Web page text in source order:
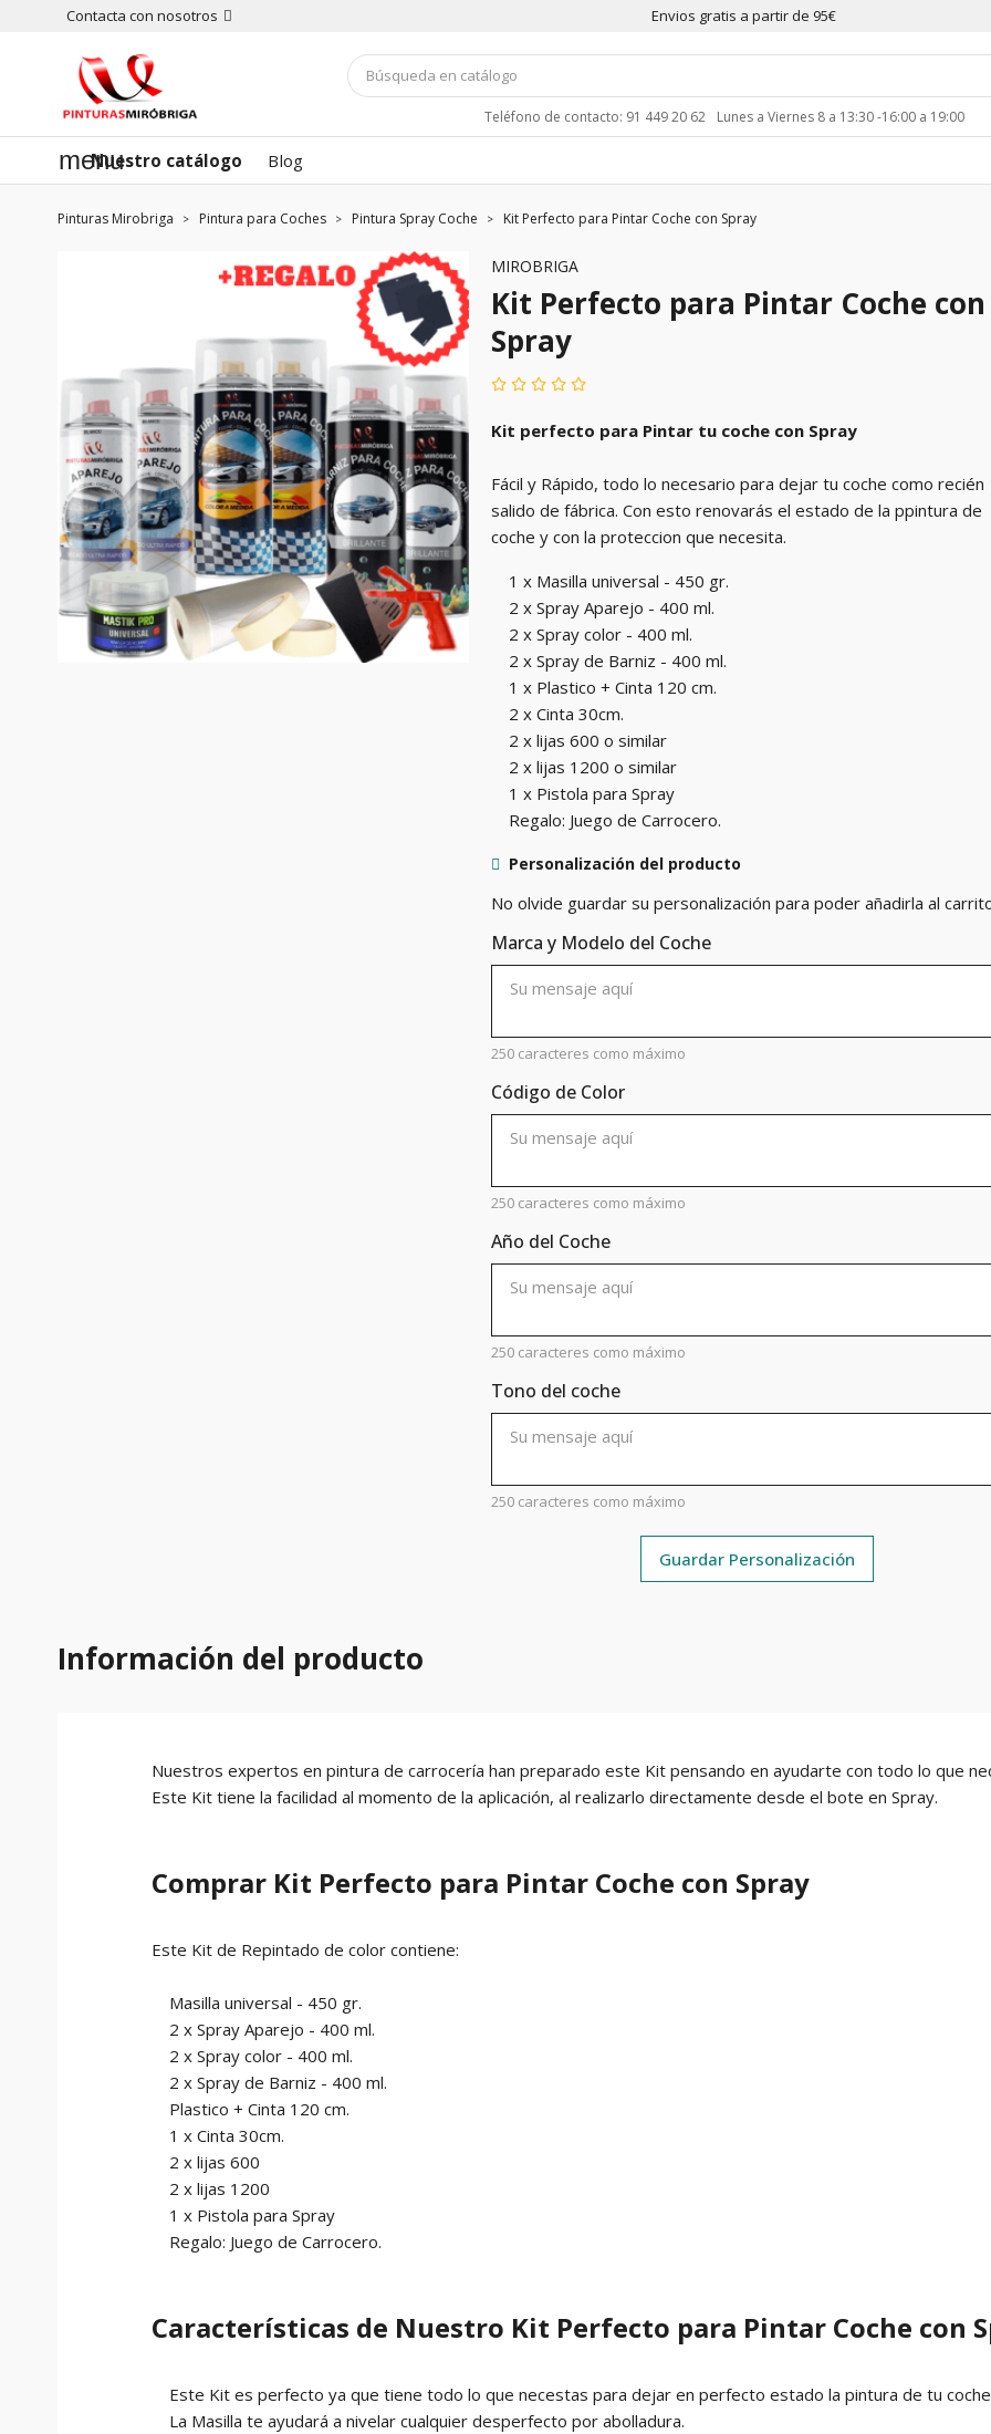
Contacta con nosotros Envios gratis a partir de 95€
Teléfono de contacto: 91 449 20 62 Lunes a Viernes 8 a 13:30 -16:00 a 19:00
menuNuestro catálogo Blog
Pinturas Mirobriga Pintura para Coches Pintura Spray Coche Kit Perfecto para Pintar Coche con Spray
MIROBRIGA
Kit Perfecto para Pintar Coche con
Spray
Kit perfecto para Pintar tu coche con Spray
Fácil y Rápido, todo lo necesario para dejar tu coche como recién
salido de fábrica. Con esto renovarás el estado de la ppintura de
coche y con la proteccion que necesita.
1 x Masilla universal - 450 gr.
2 x Spray Aparejo - 400 ml.
2 x Spray color - 400 ml.
2 x Spray de Barniz - 400 ml.
1 x Plastico + Cinta 120 cm.
2 x Cinta 30cm.
2 x lijas 600 o similar
2 x lijas 1200 o similar
1 x Pistola para Spray
Regalo: Juego de Carrocero.
Personalización del producto
No olvide guardar su personalización para poder añadirla al
Marca y Modelo del Coche
250 caracteres como máximo
Código de Color
250 caracteres como máximo
Año del Coche
250 caracteres como máximo
Tono del coche
250 caracteres como máximo
Guardar Personalización
Información del producto
Nuestros expertos en pintura de carrocería han preparado este Kit pensando en ayudarte con todo lo que
Este Kit tiene la facilidad al momento de la aplicación, al realizarlo directamente desde el bote en Spray.
Comprar Kit Perfecto para Pintar Coche con Spray
Este Kit de Repintado de color contiene:
Masilla universal - 450 gr.
2 x Spray Aparejo - 400 ml.
2 x Spray color - 400 ml.
2 x Spray de Barniz - 400 ml.
Plastico + Cinta 120 cm.
1 x Cinta 30cm.
2 x lijas 600
2 x lijas 1200
1 x Pistola para Spray
Regalo: Juego de Carrocero.
Características de Nuestro Kit Perfecto para Pintar Coche con
Este Kit es perfecto ya que tiene todo lo que necestas para dejar en perfecto estado la pintura de tu
La Masilla te ayudará a nivelar cualquier desperfecto por abolladura.